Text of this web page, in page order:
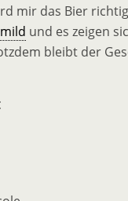
mir das Bier
mild und es zeigen
bleibt der